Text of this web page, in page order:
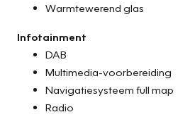
Warmtewerend glas
Infotainment
DAB
Multimedia-voorbereiding
Navigatiesysteem full map
Radio